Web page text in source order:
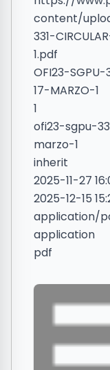
content/
331-
1.pdf
OFI23-SGPU-
17-MARZO-1
1
ofi23-sgpu-
marzo-1
inherit
2025-11-27
2025-12-15
application/
application
pdf